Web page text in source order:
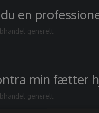
en
generelt
min fætter
generelt